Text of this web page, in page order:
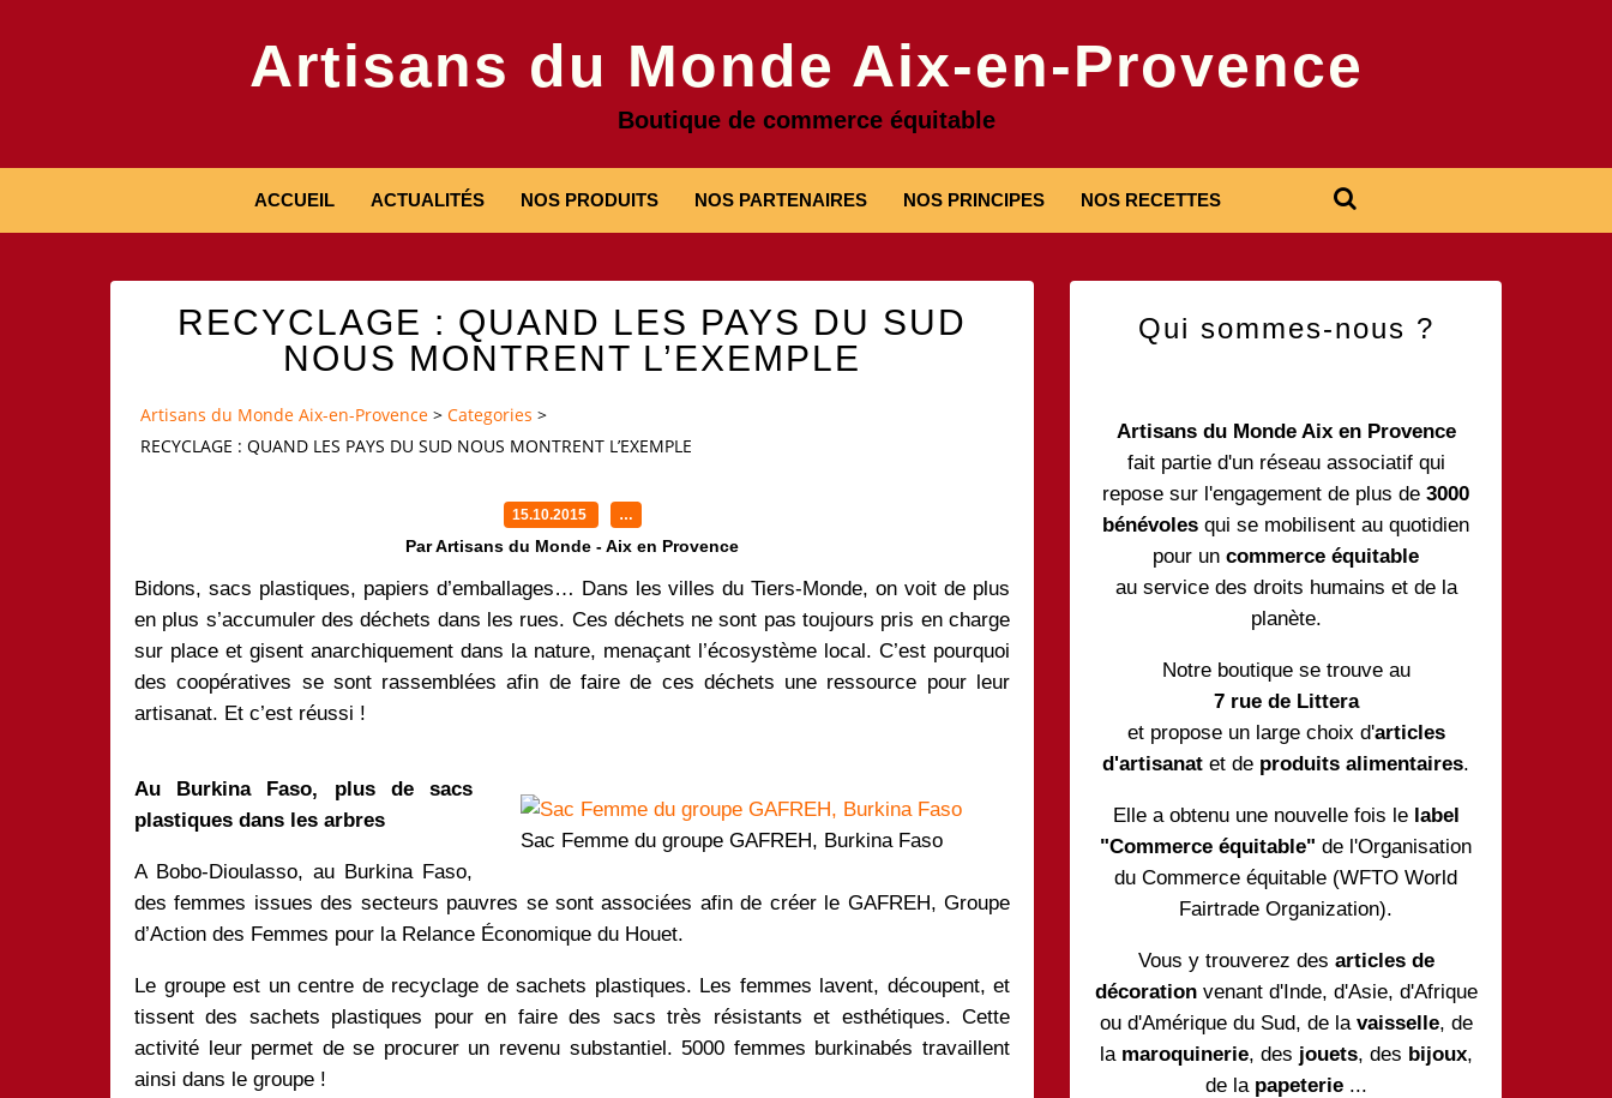
Artisans du Monde Aix-en-Provence
Boutique de commerce équitable
ACCUEIL ACTUALITÉS NOS PRODUITS NOS PARTENAIRES NOS PRINCIPES NOS RECETTES
RECYCLAGE : QUAND LES PAYS DU SUD
NOUS MONTRENT L’EXEMPLE
Artisans du Monde Aix-en-Provence > Categories >
RECYCLAGE : QUAND LES PAYS DU SUD NOUS MONTRENT L’EXEMPLE
15.10.2015 …
Par Artisans du Monde - Aix en Provence
Bidons, sacs plastiques, papiers d’emballages… Dans les villes du Tiers-Monde, on voit de plus
en plus s’accumuler des déchets dans les rues. Ces déchets ne sont pas toujours pris en charge
sur place et gisent anarchiquement dans la nature, menaçant l’écosystème local. C’est pourquoi
des coopératives se sont rassemblées afin de faire de ces déchets une ressource pour leur
artisanat. Et c’est réussi !
Sac Femme du groupe GAFREH, Burkina Faso
Au Burkina Faso, plus de sacs
plastiques dans les arbres
A Bobo-Dioulasso, au Burkina Faso,
des femmes issues des secteurs pauvres se sont associées afin de créer le GAFREH, Groupe
d’Action des Femmes pour la Relance Économique du Houet.
Le groupe est un centre de recyclage de sachets plastiques. Les femmes lavent, découpent, et
tissent des sachets plastiques pour en faire des sacs très résistants et esthétiques. Cette
activité leur permet de se procurer un revenu substantiel. 5000 femmes burkinabés travaillent
ainsi dans le groupe !
Qui sommes-nous ?
Artisans du Monde Aix en Provence
fait partie d'un réseau associatif qui
repose sur l'engagement de plus de 3000
bénévoles qui se mobilisent au quotidien
pour un commerce équitable
au service des droits humains et de la
planète.
Notre boutique se trouve au
7 rue de Littera
et propose un large choix d'articles
d'artisanat et de produits alimentaires.
Elle a obtenu une nouvelle fois lelabel
"Commerce équitable" de l'Organisation
du Commerce équitable (WFTO World
Fairtrade Organization).
Vous y trouverez des articles de
décorationvenant d'Inde, d'Asie, d'Afrique
ou d'Amérique du Sud, de la vaisselle, de
la maroquinerie, des jouets, des bijoux,
de la papeterie...